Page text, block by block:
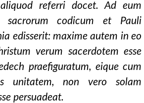
referri docet. Ad eum
sacrorum codicum et Pauli
edisserit: maxime autem in eo
verum sacerdotem esse
praefiguratum, eique cum
unitatem, non vero solam
persuadeat.